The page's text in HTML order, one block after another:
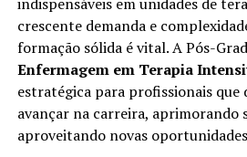
crescente demanda e
formação sólida é vital. A Pós-
Enfermagem em Terapia
estratégica para profissionais que
avançar na carreira, aprimorando
aproveitando novas